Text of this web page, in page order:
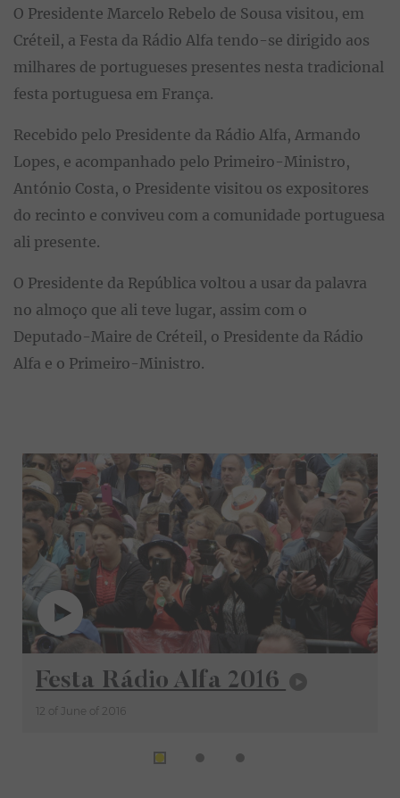
O Presidente Marcelo Rebelo de Sousa visitou, em
Créteil, a Festa da Rádio Alfa tendo-se dirigido aos
milhares de portugueses presentes nesta tradicional
festa portuguesa em França.
Recebido pelo Presidente da Rádio Alfa, Armando
Lopes, e acompanhado pelo Primeiro-Ministro,
António Costa, o Presidente visitou os expositores
do recinto e conviveu com a comunidade portuguesa
ali presente.
O Presidente da República voltou a usar da palavra
no almoço que ali teve lugar, assim com o
Deputado-Maire de Créteil, o Presidente da Rádio
Alfa e o Primeiro-Ministro.
Video
Festa Rádio Alfa 2016
12 of June of 2016